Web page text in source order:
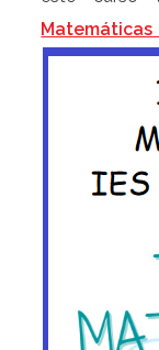
Matemáticas